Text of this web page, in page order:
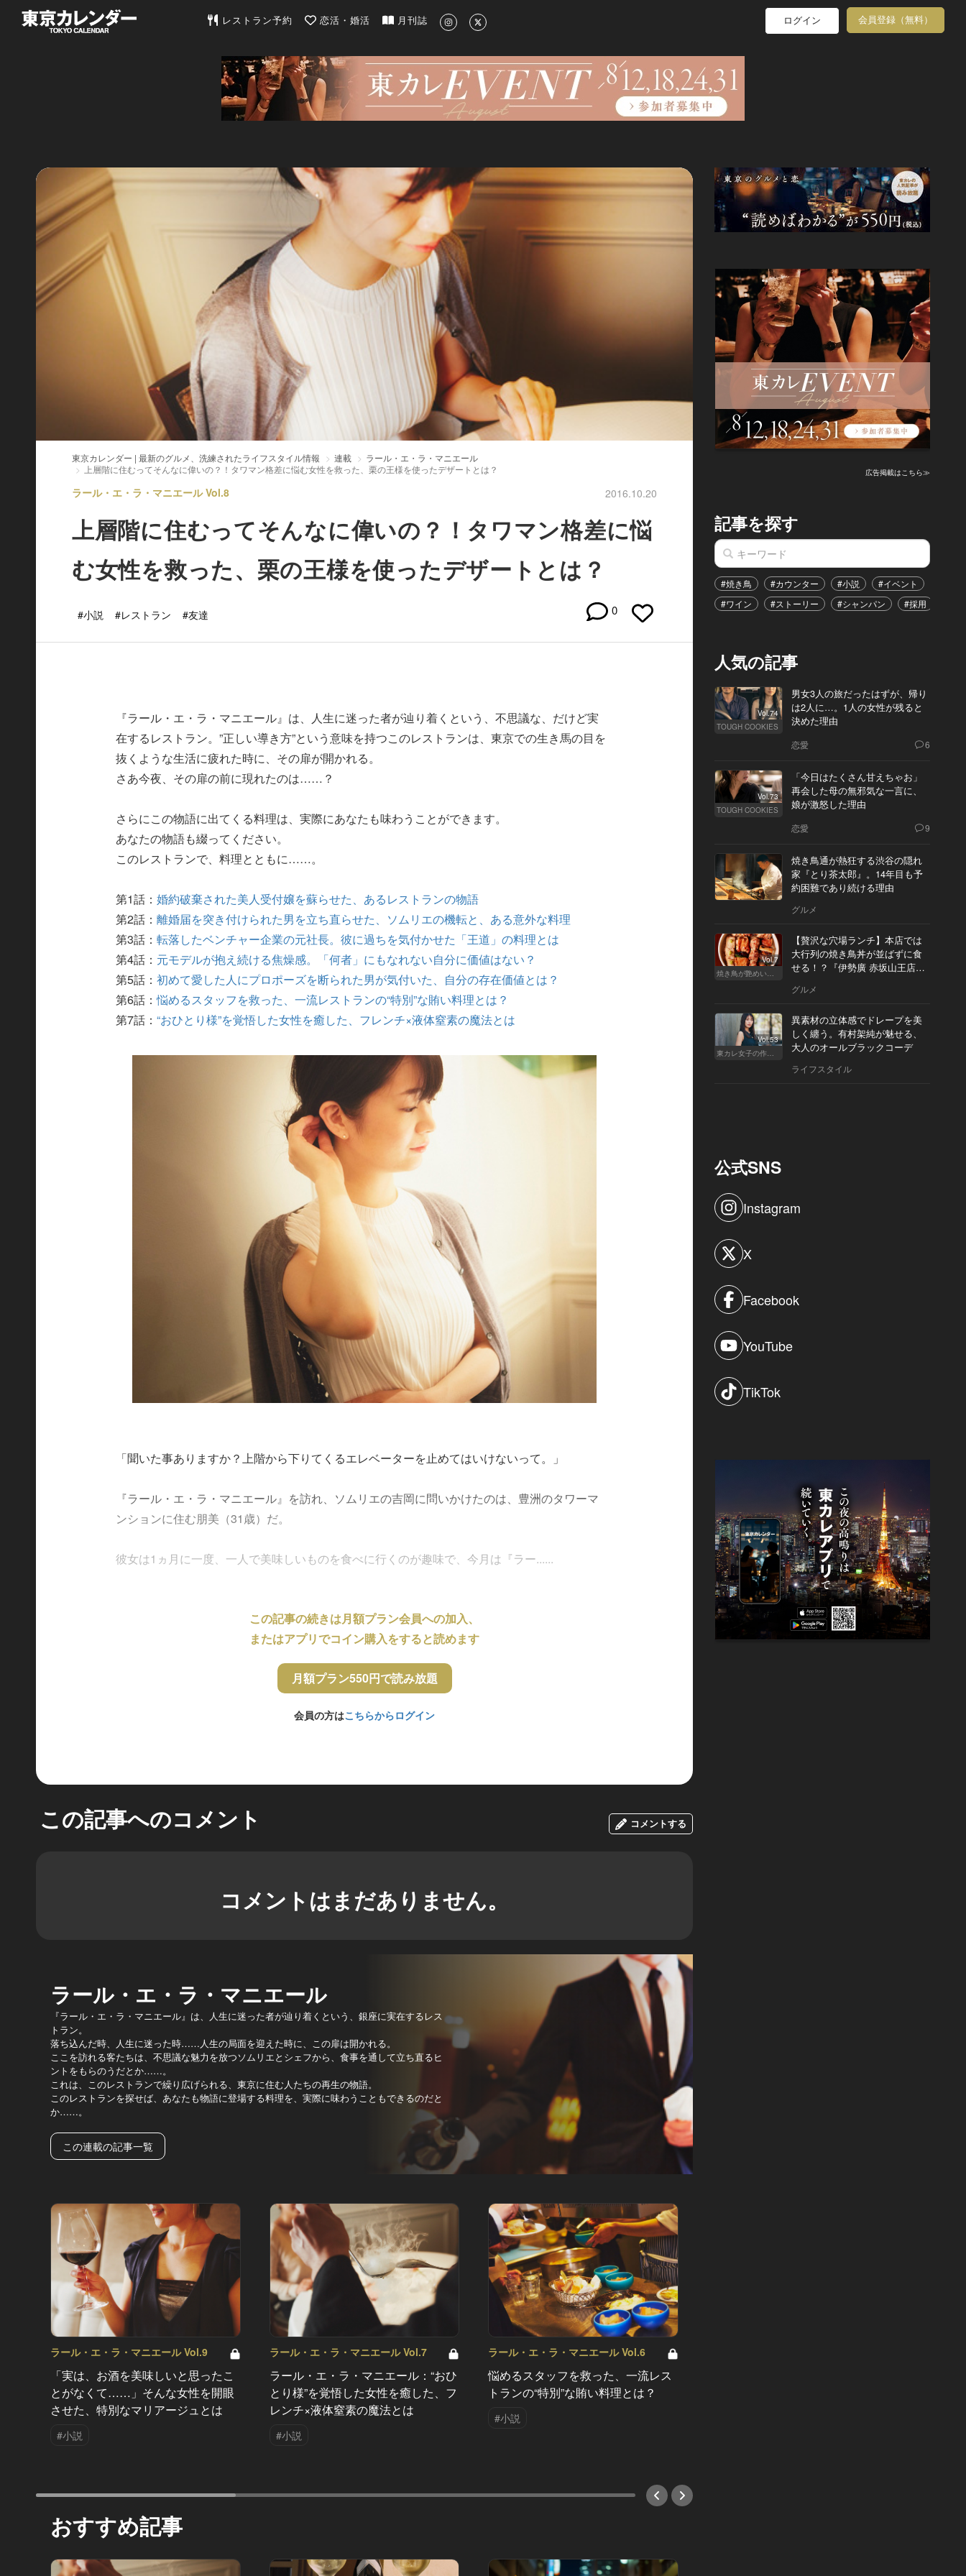
東京カレンダー | 最新のグルメ、洗練されたライフスタイル情報
レストラン予約 恋活・婚活 月刊誌 ログイン 会員登録（無料）
東京カレンダー | 最新のグルメ、洗練されたライフスタイル情報 連載
ラール・エ・ラ・マニエール
上層階に住むってそんなに偉いの？！タワマン格差に悩む女性を救った、栗の王様を使ったデザートとは？
ラール・エ・ラ・マニエール Vol.8 2016.10.20
上層階に住むってそんなに偉いの？！タワマン格差に悩
む女性を救った、栗の王様を使ったデザートとは？
#小説 #レストラン #友達 0
『ラール・エ・ラ・マニエール』は、人生に迷った者が辿り着くという、不思議な、だけど実
在するレストラン。”正しい導き方”という意味を持つこのレストランは、東京での生き馬の目を
抜くような生活に疲れた時に、その扉が開かれる。
さあ今夜、その扉の前に現れたのは……？
さらにこの物語に出てくる料理は、実際にあなたも味わうことができます。
あなたの物語も綴ってください。
このレストランで、料理とともに……。
第1話：婚約破棄された美人受付嬢を蘇らせた、あるレストランの物語
第2話：離婚届を突き付けられた男を立ち直らせた、ソムリエの機転と、ある意外な料理
第3話：転落したベンチャー企業の元社長。彼に過ちを気付かせた「王道」の料理とは
第4話： 元モデルが抱え続ける焦燥感。「何者」にもなれない自分に価値はない？
第5話：初めて愛した人にプロポーズを断られた男が気付いた、自分の存在価値とは？
第6話：悩めるスタッフを救った、一流レストランの“特別”な賄い料理とは？
第7話：“おひとり様”を覚悟した女性を癒した、フレンチ×液体窒素の魔法とは
「聞いた事ありますか？上階から下りてくるエレベーターを止めてはいけないって。」
『ラール・エ・ラ・マニエール』を訪れ、ソムリエの吉岡に問いかけたのは、豊洲のタワーマ
ンションに住む朋美（31歳）だ。
彼女は1ヵ月に一度、一人で美味しいものを食べに行くのが趣味で、今月は『ラー......
この記事の続きは月額プラン会員への加入、
またはアプリでコイン購入をすると読めます
月額プラン550円で読み放題
会員の方はこちらからログイン
この記事へのコメント コメントする
コメントはまだありません。
ラール・エ・ラ・マニエール
『ラール・エ・ラ・マニエール』は、人生に迷った者が辿り着くという、銀座に実在するレス
トラン。
落ち込んだ時、人生に迷った時……人生の局面を迎えた時に、この扉は開かれる。
ここを訪れる客たちは、不思議な魅力を放つソムリエとシェフから、食事を通して立ち直るヒ
ントをもらのうだとか……。
これは、このレストランで繰り広げられる、東京に住む人たちの再生の物語。
このレストランを探せば、あなたも物語に登場する料理を、実際に味わうこともできるのだと
か……。
この連載の記事一覧
ラール・エ・ラ・マニエール Vol.9
「実は、お酒を美味しいと思ったこ
とがなくて……」そんな女性を開眼
させた、特別なマリアージュとは
#小説
ラール・エ・ラ・マニエール Vol.7
ラール・エ・ラ・マニエール：“おひ
とり様”を覚悟した女性を癒した、フ
レンチ×液体窒素の魔法とは
#小説
ラール・エ・ラ・マニエール Vol.6
悩めるスタッフを救った、一流レス
トランの“特別”な賄い料理とは？
#小説
おすすめ記事
広告掲載はこちら≫
記事を探す
#焼き鳥 #カウンター #小説 #イベント
#ワイン
#ストーリー #シャンパン #採用
人気の記事
Vol.74
TOUGH COOKIES
男女3人の旅だったはずが、帰り
は2人に…。1人の女性が残ると
決めた理由
恋愛 6
Vol.73
TOUGH COOKIES
「今日はたくさん甘えちゃお」
再会した母の無邪気な一言に、
娘が激怒した理由
恋愛 9
焼き鳥通が熱狂する渋谷の隠れ
家『とり茶太郎』。14年目も予
約困難であり続ける理由
グルメ
Vol.7
焼き鳥が艶めいてきた
【贅沢な穴場ランチ】本店では
大行列の焼き鳥丼が並ばずに食
せる！？『伊勢廣 赤坂山王店』
グルメ
Vol.53
東カレ女子の作り方
異素材の立体感でドレープを美
しく纏う。有村架純が魅せる、
大人のオールブラックコーデ
ライフスタイル
公式SNS
Instagram
X
Facebook
YouTube
TikTok